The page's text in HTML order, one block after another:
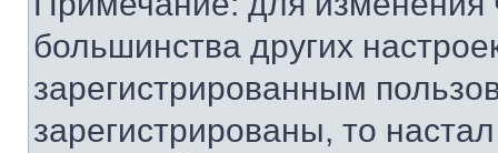
большинства других
зарегистрированным
зарегистрированы, то